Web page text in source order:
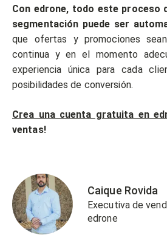
Con edrone, todo este proceso
segmentación puede ser
que ofertas y promociones
continua y en el momento
experiencia única para cada
posibilidades de conversión.
Crea una cuenta gratuita en
ventas!
Caique Rovida
Executiva de
edrone